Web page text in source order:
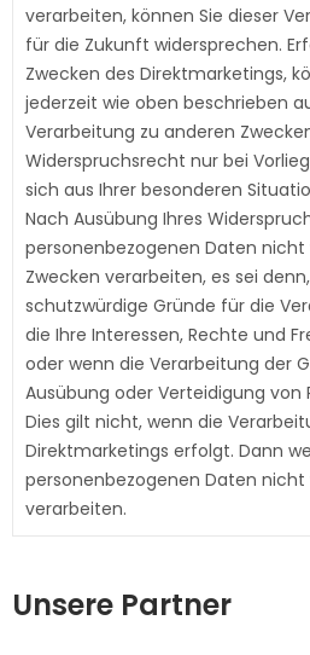
verarbeiten, können Sie dieser
für die Zukunft widersprechen.
Zwecken des Direktmarketings,
jederzeit wie oben beschrieben
Verarbeitung zu anderen
Widerspruchsrecht nur bei
sich aus Ihrer besonderen
Nach Ausübung Ihres
personenbezogenen Daten nicht
Zwecken verarbeiten, es sei
schutzwürdige Gründe für die
die Ihre Interessen, Rechte und
oder wenn die Verarbeitung der
Ausübung oder Verteidigung
Dies gilt nicht, wenn die
Direktmarketings erfolgt. Dann
personenbezogenen Daten
verarbeiten.
Unsere Partner